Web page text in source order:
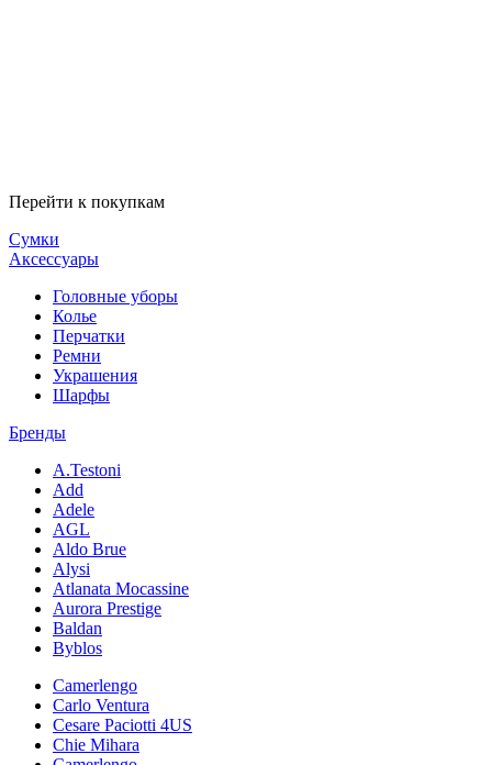
Перейти к покупкам
Сумки
Аксессуары
Головные уборы
Колье
Перчатки
Ремни
Украшения
Шарфы
Бренды
A.Testoni
Add
Adele
AGL
Aldo Brue
Alysi
Atlanata Mocassine
Aurora Prestige
Baldan
Byblos
Camerlengo
Carlo Ventura
Cesare Paciotti 4US
Chie Mihara